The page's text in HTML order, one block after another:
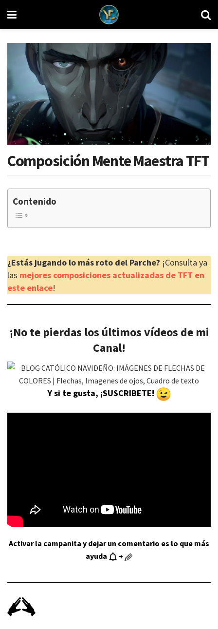
Composición Mente Maestra TFT
Contenido
¿Estás jugando lo más roto del Parche? ¡Consulta ya
las mejores composiciones actualizadas de TFT en
este enlace!
¡No te pierdas los últimos vídeos de mi
Canal!
Y si te gusta, ¡SUSCRIBETE!
Activar la campanita y dejar un comentario es lo que más
ayuda
+